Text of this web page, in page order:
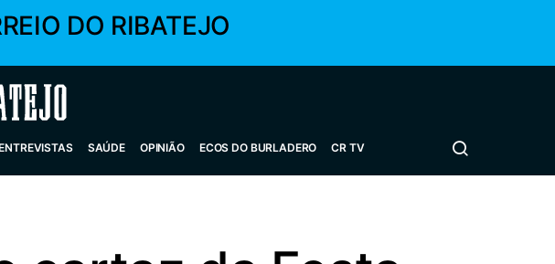
DO RIBATEJO
SAÚDE OPINIÃO ECOS DO BURLADERO CR TV